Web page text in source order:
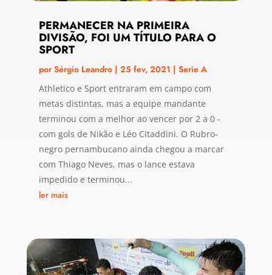
PERMANECER NA PRIMEIRA
DIVISÃO, FOI UM TÍTULO PARA O
SPORT
porSérgio Leandro| 25 fev, 2021 | Serie A
Athletico e Sport entraram em campo com
metas distintas, mas a equipe mandante
terminou com a melhor ao vencer por 2 a 0 -
com gols de Nikão e Léo Citaddini. O Rubro-
negro pernambucano ainda chegou a marcar
com Thiago Neves, mas o lance estava
impedido e terminou...
ler mais